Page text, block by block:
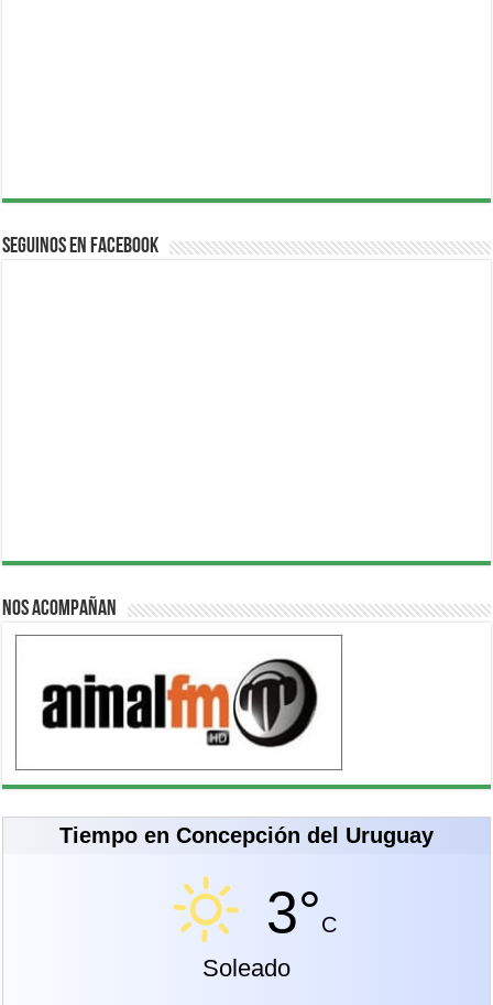
Seguinos en Facebook
Nos acompañan
Tiempo en Concepción del Uruguay
3°C
Soleado